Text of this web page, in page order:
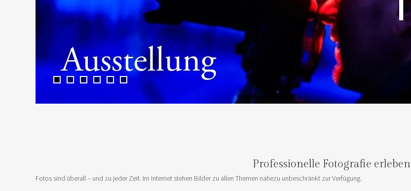
Professionelle Fotografie erleben
Fotos sind überall – und zu jeder Zeit. Im Internet stehen Bilder zu allen Themen nahezu unbeschränkt zur Verfügung.